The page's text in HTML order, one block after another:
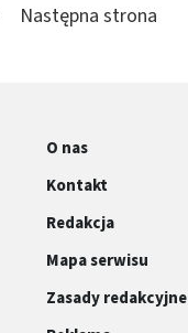
Następna strona
O nas
Kontakt
Redakcja
Mapa serwisu
Zasady redakcyjne